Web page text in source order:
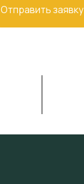
Отправить заявку